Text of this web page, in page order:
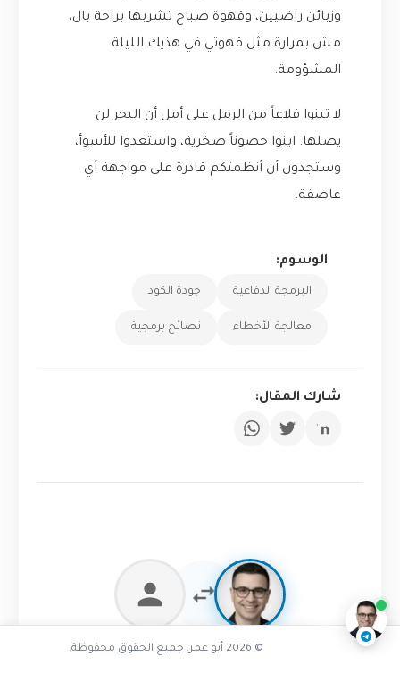
وزبائن راضيين، وقهوة صباح تشربها براحة بال،
مش بمرارة مثل قهوتي في هذيك الليلة
المشؤومة.
لا تبنوا قلاعاً من الرمل على أمل أن البحر لن
يصلها. ابنوا حصوناً صخرية، واستعدوا للأسوأ،
وستجدون أن أنظمتكم قادرة على مواجهة أي
عاصفة.
الوسوم:
البرمجة الدفاعية جودة الكود
معالجة الأخطاء نصائح برمجية
شارك المقال:
سجل دخولك لعمل نقاش تفاعلي
@AbuOmarTech_bot
© 2026 أبو عمر. جميع الحقوق محفوظة.